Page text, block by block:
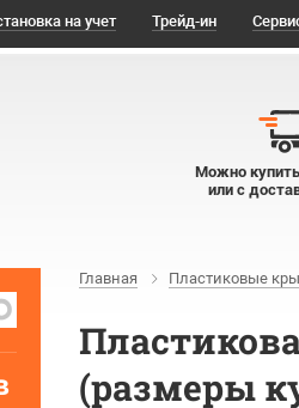
на учет Трейд-ин
Можно
или с
Главная Пластиковые
(размеры